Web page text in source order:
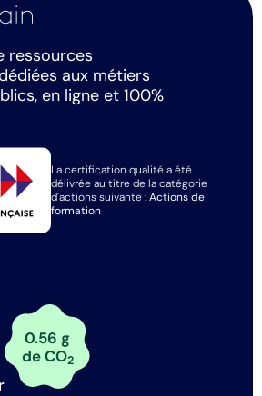
ressources
aux métiers
en ligne et 100%
La certification qualité a été
délivrée au titre de la catégorie
d'actions suivante :Actions de
formation
0.56 g
de CO2